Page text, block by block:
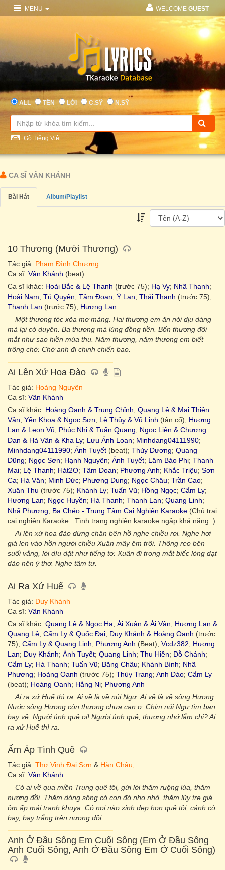
MENU WELCOME GUEST
ALL TÊN LỜI C.SỸ N.SỸ
Gõ Tiếng Việt
CA SĨ VÂN KHÁNH
Bài Hát Album/Playlist
10 Thương (Mười Thương)
Tác giả: Phạm Đình Chương
Ca sĩ: Vân Khánh (beat)
Ca sĩ khác: Hoài Bắc & Lệ Thanh (trước 75); Hạ Vy; Nhã Thanh;
Hoài Nam; Tú Quyên; Tâm Đoan; Ý Lan; Thái Thanh (trước 75);
Thanh Lan (trước 75); Hương Lan
Một thương tóc xõa mơ màng. Hai thương em ăn nói dịu dàng
mà lại có duyên. Ba thương má lúng đồng tiền. Bốn thương đôi
mắt như sao hiền mùa thu. Năm thương, năm thương em biết
trông chờ. Chờ anh đi chinh chiến bao.
Ai Lên Xứ Hoa Đào
Tác giả: Hoàng Nguyên
Ca sĩ: Vân Khánh
Ca sĩ khác: Hoàng Oanh & Trung Chỉnh; Quang Lê & Mai Thiên
Vân; Yến Khoa & Ngọc Sơn; Lệ Thủy & Vũ Linh (tân cổ); Hương
Lan & Leon Vũ; Phúc Nhi & Tuấn Quang; Ngọc Liên & Chương
Đan & Hà Vân & Kha Ly; Lưu Ánh Loan; Minhdang04111990;
Minhdang04111990; Ánh Tuyết (beat); Thùy Dương; Quang
Dũng; Ngọc Sơn; Hạnh Nguyên; Ánh Tuyết; Lâm Bảo Phi; Thanh
Mai; Lệ Thanh; Hát2O; Tâm Đoan; Phương Anh; Khắc Triệu; Sơn
Ca; Hà Vân; Minh Đức; Phương Dung; Ngọc Châu; Trần Cao;
Xuân Thu (trước 75); Khánh Ly; Tuấn Vũ; Hồng Ngọc; Cẩm Ly;
Hương Lan; Ngọc Huyền; Hà Thanh; Thanh Lan; Quang Linh;
Nhã Phương; Ba Chéo - Trung Tâm Cai Nghiện Karaoke (Chủ trại
cai nghiện Karaoke . Tình trạng nghiện karaoke ngập khá nặng .)
Ai lên xứ hoa đào dừng chân bên hồ nghe chiều rơi. Nghe hơi
giá len vào hồn người chiều Xuân mây êm trôi. Thông reo bên
suối vắng, lời dìu dặt như tiếng tơ. Xuân đi trong mắt biếc lòng dạt
dào nên ý thơ. Nghe tâm tư.
Ai Ra Xứ Huế
Tác giả: Duy Khánh
Ca sĩ: Vân Khánh
Ca sĩ khác: Quang Lê & Ngọc Hạ; Ái Xuân & Ái Vân; Hương Lan &
Quang Lê; Cẩm Ly & Quốc Đại; Duy Khánh & Hoàng Oanh (trước
75); Cẩm Ly & Quang Linh; Phương Anh (Beat); Vcdz382; Hương
Lan; Duy Khánh; Ánh Tuyết; Quang Linh; Thu Hiền; Đỗ Chánh;
Cẩm Ly; Hà Thanh; Tuấn Vũ; Băng Châu; Khánh Bình; Nhã
Phương; Hoàng Oanh (trước 75); Thùy Trang; Anh Đào; Cẩm Ly
(beat); Hoàng Oanh; Hằng Ni; Phương Anh
Ai ra xứ Huế thì ra. Ai về là về núi Ngự. Ai về là về sông Hương.
Nước sông Hương còn thương chưa cạn ơ. Chim núi Ngự tìm bạn
bay về. Người tình quê ơi! Người tình quê, thương nhớ lắm chi? Ai
ra xứ Huế thì ra.
Ấm Áp Tình Quê
Tác giả: Thơ Vịnh Đại Sơn & Hàn Châu,
Ca sĩ: Vân Khánh
Có ai về qua miền Trung quê tôi, gửi lời thăm ruộng lúa, thăm
nương đồi. Thăm dòng sông có con đò nho nhỏ, thăm lũy tre già
ôm ấp mái tranh khuya. Có nơi nào xinh đẹp hơn quê tôi, cánh cò
bay, bay trắng trên nương đồi.
Anh Ở Đầu Sông Em Cuối Sông (Em Ở Đầu Sông
Anh Cuối Sông, Anh Ở Đầu Sông Em Ở Cuối Sông)